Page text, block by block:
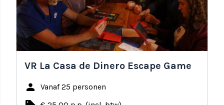
VR La Casa de Dinero Escape Game
person Vanaf 25 personen